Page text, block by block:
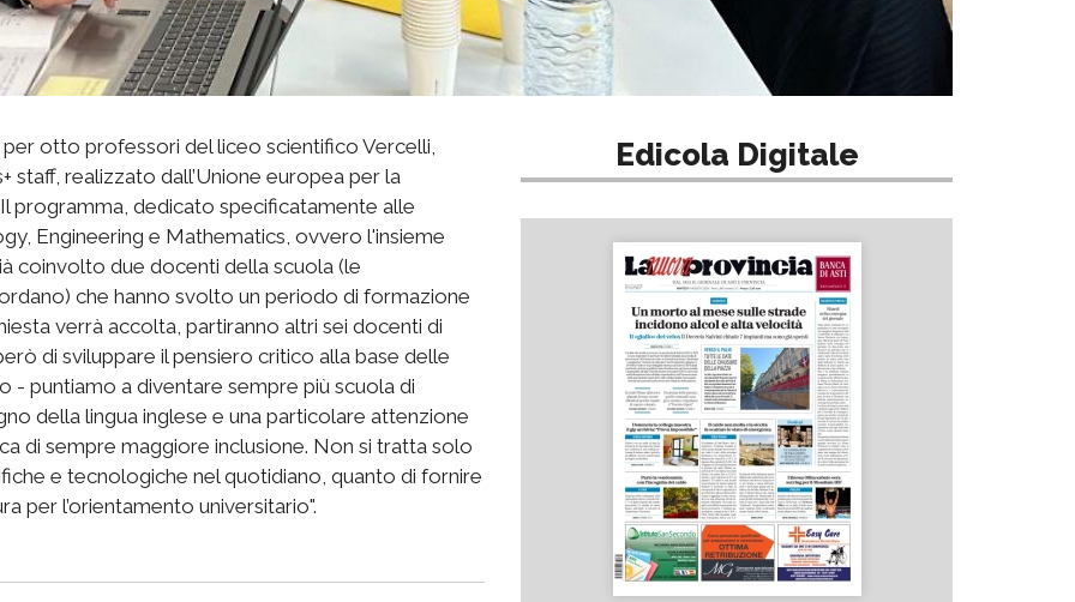
otto professori del liceo scientifico Vercelli,
realizzato dall’Unione europea per la
programma, dedicato specificatamente alle
Engineering e Mathematics, ovvero l'insieme
coinvolto due docenti della scuola (le
che hanno svolto un periodo di formazione
verrà accolta, partiranno altri sei docenti di
di sviluppare il pensiero critico alla base delle
- puntiamo a diventare sempre più scuola di
della lingua inglese e una particolare attenzione
di sempre maggiore inclusione. Non si tratta solo
e tecnologiche nel quotidiano, quanto di fornire
per l’orientamento universitario".
Edicola Digitale